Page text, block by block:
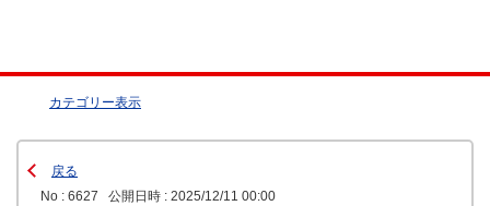
カテゴリー表示
戻る
No : 6627
公開日時 : 2025/12/11 00:00